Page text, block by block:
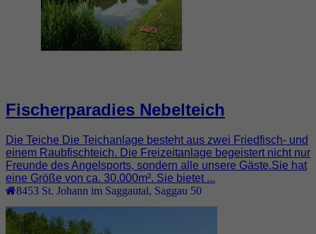
Fischerparadies Nebelteich
Die Teiche Die Teichanlage besteht aus zwei Friedfisch- und
einem Raubfischteich. Die Freizeitanlage begeistert nicht nur
Freunde des Angelsports, sondern alle unsere Gäste.Sie hat
eine Größe von ca. 30.000m². Sie bietet ...
8453 St. Johann im Saggautal, Saggau 50